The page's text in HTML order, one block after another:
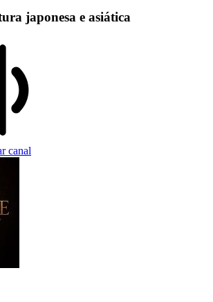
japonesa e asiática
canal